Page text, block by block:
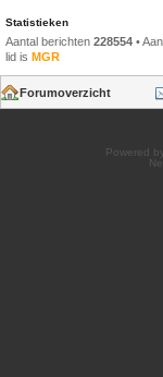
Statistieken
Aantal berichten 228554 •
lid is MGR
Forumoverzicht
Powered